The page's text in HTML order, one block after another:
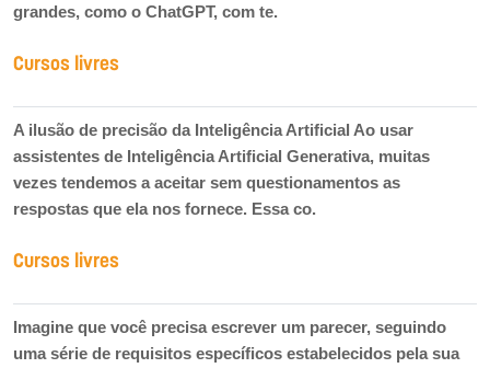
grandes, como o ChatGPT, com te.
Cursos livres
A ilusão de precisão da Inteligência Artificial Ao usar
assistentes de Inteligência Artificial Generativa, muitas
vezes tendemos a aceitar sem questionamentos as
respostas que ela nos fornece. Essa co.
Cursos livres
Imagine que você precisa escrever um parecer, seguindo
uma série de requisitos específicos estabelecidos pela sua